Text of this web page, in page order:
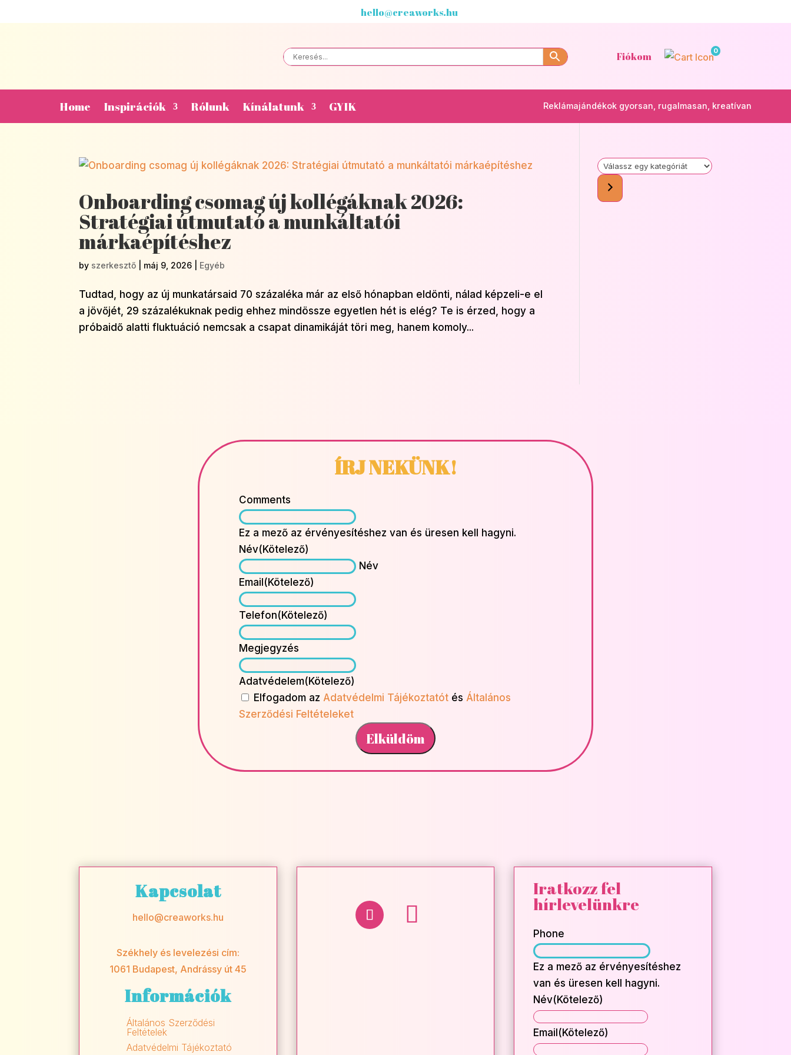
hello@creaworks.hu
Fiókom 0
Home Inspirációk Rólunk Kínálatunk GYIK Reklámajándékok gyorsan, rugalmasan, kreatívan
Onboarding csomag új kollégáknak 2026:
Stratégiai útmutató a munkáltatói
márkaépítéshez
by szerkesztő máj 9, 2026 Egyéb
Tudtad, hogy az új munkatársaid 70 százaléka már az első hónapban eldönti, nálad képzeli-e el
a jövőjét, 29 százalékuknak pedig ehhez mindössze egyetlen hét is elég? Te is érzed, hogy a
próbaidő alatti fluktuáció nemcsak a csapat dinamikáját töri meg, hanem komoly...
Válassz
egy
kategóriát
ÍRJ NEKÜNK!
Comments
Ez a mező az érvényesítéshez van és üresen kell hagyni.
Név(Kötelező)
Név
Email(Kötelező)
Telefon(Kötelező)
Megjegyzés
Adatvédelem(Kötelező)
Elfogadom az Adatvédelmi Tájékoztatót és Általános
Szerződési Feltételeket
Kapcsolat
hello@creaworks.hu
Székhely és levelezési cím:
1061 Budapest, Andrássy út 45
Információk
Általános Szerződési
Feltételek
Adatvédelmi Tájékoztató
Iratkozz fel
hírlevelünkre
Phone
Ez a mező az érvényesítéshez
van és üresen kell hagyni.
Név(Kötelező)
Név
Email(Kötelező)